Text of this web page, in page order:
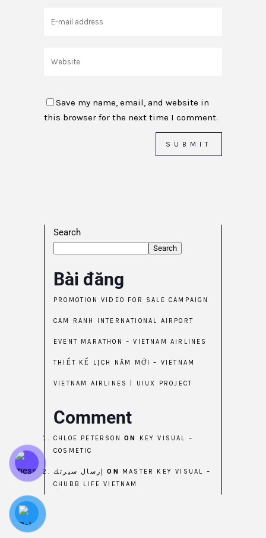
Save my name, email, and website in
this browser for the next time I comment.
Search
Search
Bài đăng
PROMOTION VIDEO FOR SALE CAMPAIGN
CAM RANH INTERNATIONAL AIRPORT
EVENT MARATHON – VIETNAM AIRLINES
THIẾT KẾ LỊCH NĂM MỚI – VIETNAM
VIETNAM AIRLINES | UIUX PROJECT
Comment
CHLOE PETERSON ON
KEY VISUAL –
COSMETIC
إرسال سيرتك ON MASTER KEY VISUAL –
CHUBB LIFE VIETNAM